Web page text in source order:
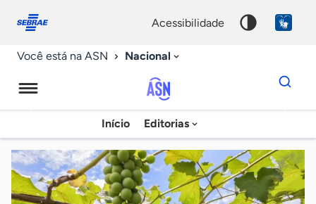
conosco
acessibilidade
Você está na ASN Nacional
Agência
Sebrae
de
Notícias
Início Editorias
Dados
para
chave